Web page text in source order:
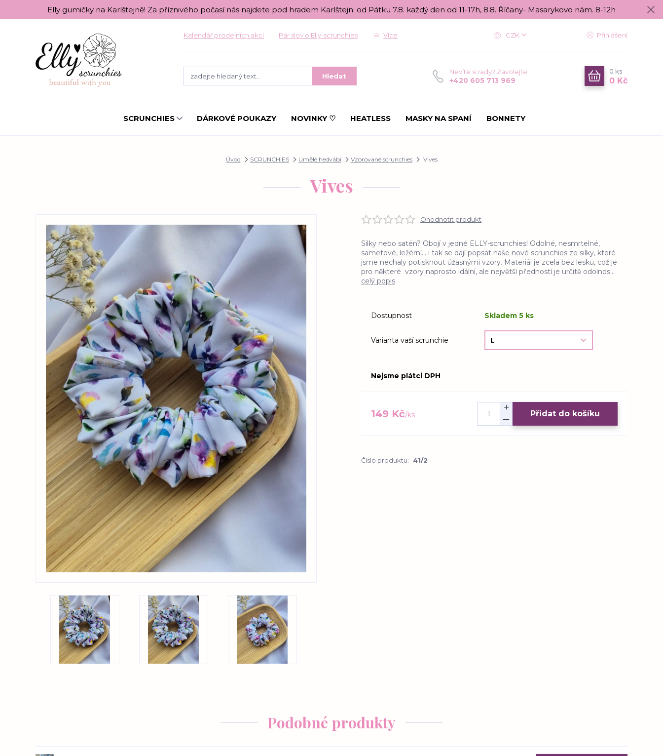
Elly gumičky na Karlštejně! Za příznivého počasí nás najdete pod hradem Karlštejn: od Pátku 7.8. každý den od 11-17h, 8.8. Říčany- Masarykovo nám. 8-12h
Kalendář prodejních akcí Pár slov o Elly-scrunchies Více CZK Přihlášení
Hledat
Nevíte si rady? Zavolejte.
+420 605 713 969
0 ks
0 Kč
SCRUNCHIES DÁRKOVÉ POUKAZY NOVINKY ♡ HEATLESS MASKY NA SPANÍ BONNETY
Úvod SCRUNCHIES Umělé hedvábí Vzorované scrunchies Vives
Vives
Ohodnotit produkt
Silky nebo satén? Obojí v jedné ELLY-scrunchies! Odolné, nesmrtelné,
sametové, ležérní... i tak se dají popsat naše nové scrunchies ze silky, které
jsme nechaly potisknout úžasnými vzory. Materiál je zcela bez lesku, což je
pro některé vzory naprosto idální, ale největší předností je určitě odolnos...
celý popis
Dostupnost Skladem 5 ks
Varianta vaší scrunchie
Nejsme plátci DPH
149 Kč/ks Přidat do košíku
Číslo produktu: 41/2
Podobné produkty